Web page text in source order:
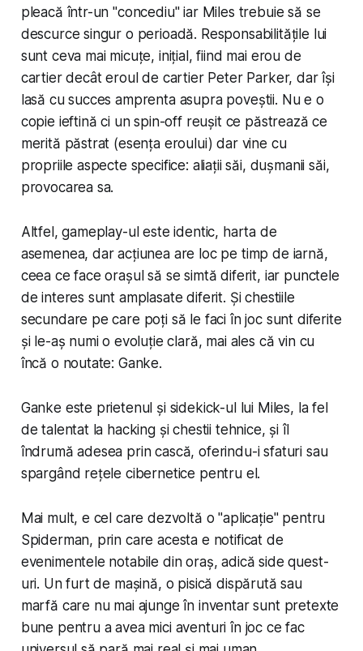
pleacă într-un "concediu" iar Miles trebuie să se
descurce singur o perioadă. Responsabilitățile lui
sunt ceva mai micuțe, inițial, fiind mai erou de
cartier decât eroul de cartier Peter Parker, dar își
lasă cu succes amprenta asupra poveștii. Nu e o
copie ieftină ci un spin-off reușit ce păstrează ce
merită păstrat (esența eroului) dar vine cu
propriile aspecte specifice: aliații săi, dușmanii săi,
provocarea sa.
Altfel, gameplay-ul este identic, harta de
asemenea, dar acțiunea are loc pe timp de iarnă,
ceea ce face orașul să se simtă diferit, iar punctele
de interes sunt amplasate diferit. Și chestiile
secundare pe care poți să le faci în joc sunt diferite
și le-aș numi o evoluție clară, mai ales că vin cu
încă o noutate: Ganke.
Ganke este prietenul și sidekick-ul lui Miles, la fel
de talentat la hacking și chestii tehnice, și îl
îndrumă adesea prin cască, oferindu-i sfaturi sau
spargând rețele cibernetice pentru el.
Mai mult, e cel care dezvoltă o "aplicație" pentru
Spiderman, prin care acesta e notificat de
evenimentele notabile din oraș, adică side quest-
uri. Un furt de mașină, o pisică dispărută sau
marfă care nu mai ajunge în inventar sunt pretexte
bune pentru a avea mici aventuri în joc ce fac